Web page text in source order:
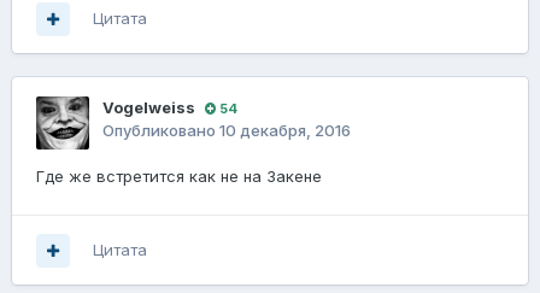
Цитата
Vogelweiss 54
Опубликовано 10 декабря, 2016
Где же встретится как не на Закене
Цитата